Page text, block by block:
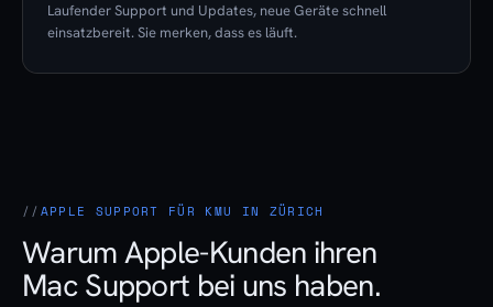
Laufender Support und Updates, neue Geräte schnell
einsatzbereit. Sie merken, dass es läuft.
APPLE SUPPORT FÜR KMU IN ZÜRICH
Warum Apple-Kunden ihren
Mac Support bei uns haben.